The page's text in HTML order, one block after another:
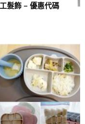
髮飾 – 優惠代碼